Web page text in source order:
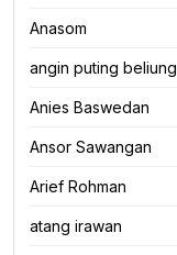
Anasom
angin puting beliung
Anies Baswedan
Ansor Sawangan
Arief Rohman
atang irawan